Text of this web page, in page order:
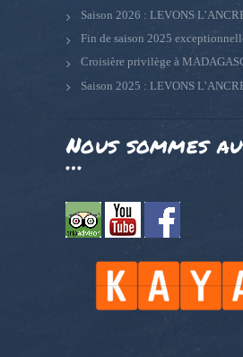
Saison 2026 : LEVONS
Fin de saison 2025
Croisière privilège à
Saison 2025 : LEVONS
Nous sommes
…